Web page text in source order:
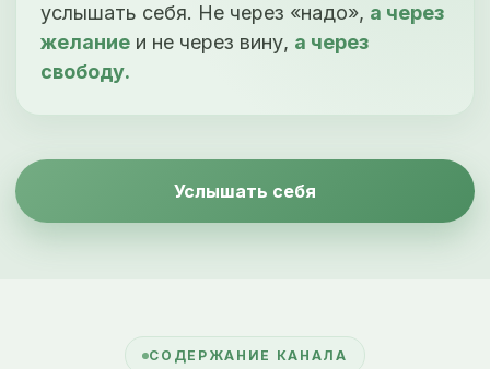
услышать себя. Не через «надо», а через
желание и не через вину, а через
свободу.
Услышать себя
СОДЕРЖАНИЕ КАНАЛА